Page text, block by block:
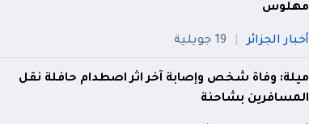
مهلوس
أخبار الجزائر 19 جويلية
ميلة: وفاة شخص وإصابة آخر اثر اصطدام حافلة نقل
المسافرين بشاحنة